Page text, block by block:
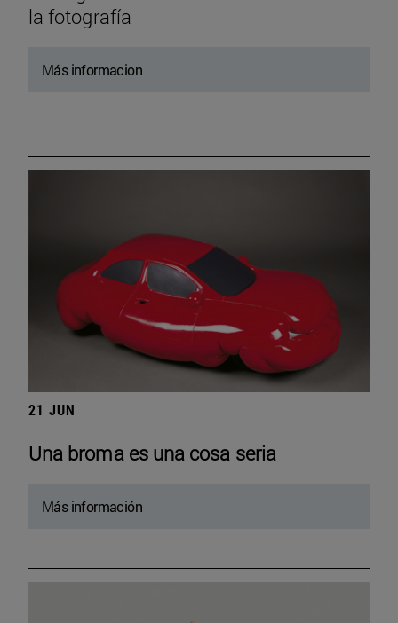
la fotografía
Más informacion
21 JUN
Una broma es una cosa seria
Más información